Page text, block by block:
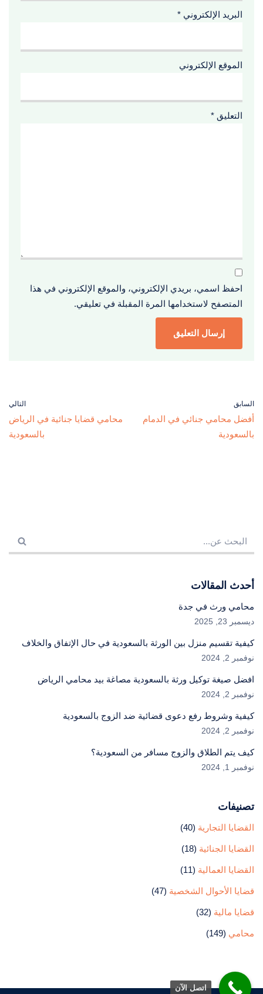
البريد الإلكتروني *
الموقع الإلكتروني
التعليق *
احفظ اسمي، بريدي الإلكتروني، والموقع الإلكتروني في هذا
المتصفح لاستخدامها المرة المقبلة في تعليقي.
السابق
أفضل محامي جنائي في الدمام
بالسعودية
التالي
محامي قضايا جنائية في الرياض
بالسعودية
أحدث المقالات
محامي ورث في جدة
ديسمبر 23, 2025
كيفية تقسيم منزل بين الورثة بالسعودية في حال الإتفاق والخلاف
نوفمبر 2, 2024
افضل صيغة توكيل ورثة بالسعودية مصاغة بيد محامي الرياض
نوفمبر 2, 2024
كيفية وشروط رفع دعوى قضائية ضد الزوج بالسعودية
نوفمبر 2, 2024
كيف يتم الطلاق والزوج مسافر من السعودية؟
نوفمبر 1, 2024
تصنيفات
القضايا التجارية (40)
القضايا الجنائية (18)
القضايا العمالية (11)
قضايا الأحوال الشخصية (47)
قضايا مالية (32)
محامي (149)
اتصل الآن